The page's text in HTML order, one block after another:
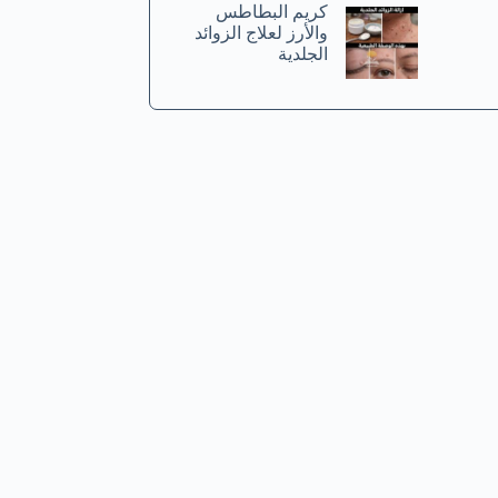
كريم البطاطس
والأرز لعلاج الزوائد
الجلدية